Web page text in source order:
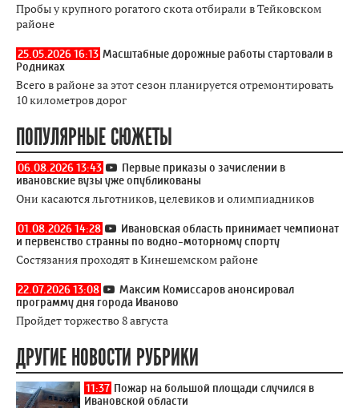
Пробы у крупного рогатого скота отбирали в Тейковском
районе
25.05.2026 16:13 Масштабные дорожные работы стартовали в
Родниках
Всего в районе за этот сезон планируется отремонтировать
10 километров дорог
ПОПУЛЯРНЫЕ СЮЖЕТЫ
06.08.2026 13:43
Первые приказы о зачислении в
ивановские вузы уже опубликованы
Они касаются льготников, целевиков и олимпиадников
01.08.2026 14:28
Ивановская область принимает чемпионат
и первенство странны по водно-моторному спорту
Состязания проходят в Кинешемском районе
22.07.2026 13:08
Максим Комиссаров анонсировал
программу дня города Иваново
Пройдет торжество 8 августа
ДРУГИЕ НОВОСТИ РУБРИКИ
11:37 Пожар на большой площади случился в
Ивановской области